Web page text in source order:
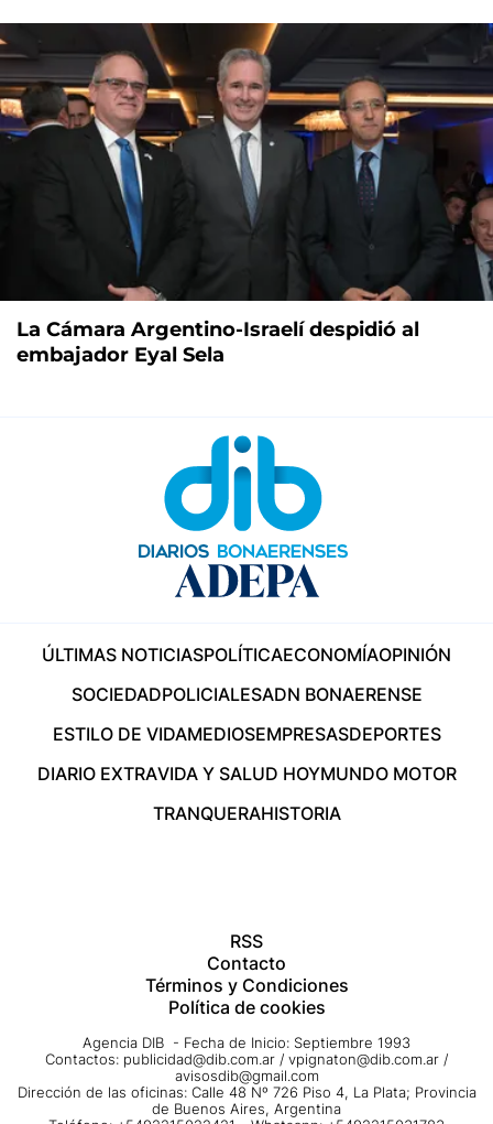
La Cámara Argentino-Israelí despidió al
embajador Eyal Sela
ÚLTIMAS NOTICIASPOLÍTICAECONOMÍAOPINIÓN
SOCIEDADPOLICIALESADN BONAERENSE
ESTILO DE VIDAMEDIOSEMPRESASDEPORTES
DIARIO EXTRAVIDA Y SALUD HOYMUNDO MOTOR
TRANQUERAHISTORIA
RSS
Contacto
Términos y Condiciones
Política de cookies
Agencia DIB - Fecha de Inicio: Septiembre 1993
Contactos: publicidad@dib.com.ar / vpignaton@dib.com.ar /
avisosdib@gmail.com
Dirección de las oficinas: Calle 48 Nº 726 Piso 4, La Plata; Provincia
de Buenos Aires, Argentina